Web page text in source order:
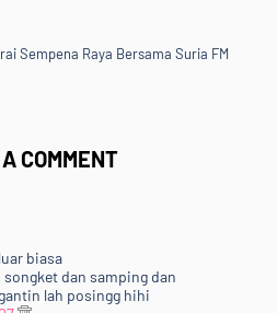
Sempena Raya Bersama Suria FM
COMMENT
biasa
dan samping dan
lah posingg hihi